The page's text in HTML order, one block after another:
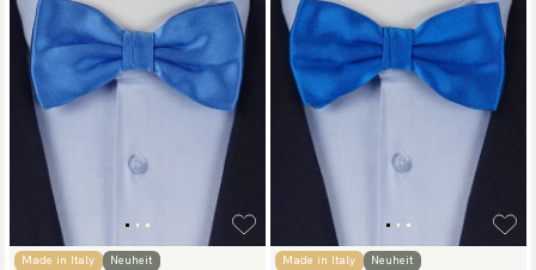
Made in Italy Neuheit Made in Italy Neuheit